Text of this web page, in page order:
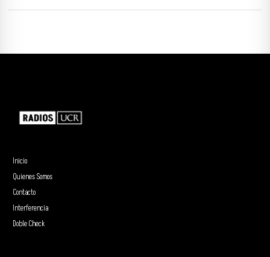
Inicio
Quienes Somos
Contacto
Interferencia
Doble Check